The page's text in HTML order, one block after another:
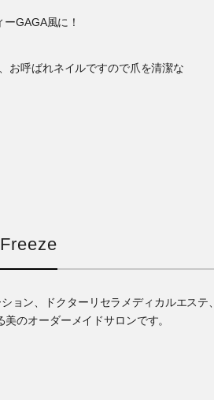
GAGA風に！
お呼ばれネイルですので爪を清潔な
ョン、ドクターリセラメディカルエステ、
美のオーダーメイドサロンです。